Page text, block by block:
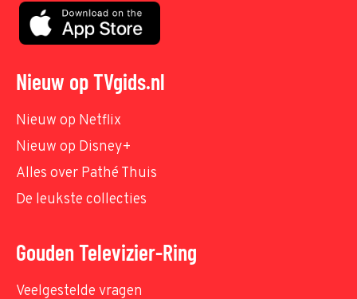
Nieuw op TVgids.nl
Nieuw op Netflix
Nieuw op Disney+
Alles over Pathé Thuis
De leukste collecties
Gouden Televizier-Ring
Veelgestelde vragen